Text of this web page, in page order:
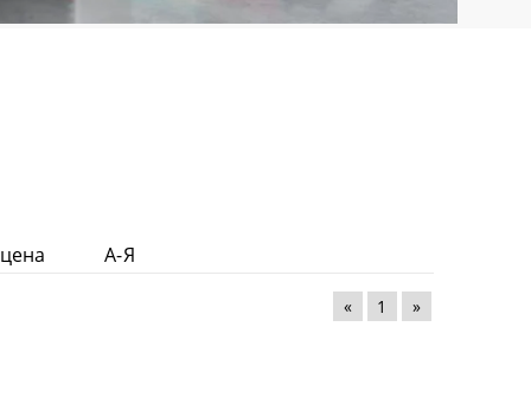
А-Я
« 1 »